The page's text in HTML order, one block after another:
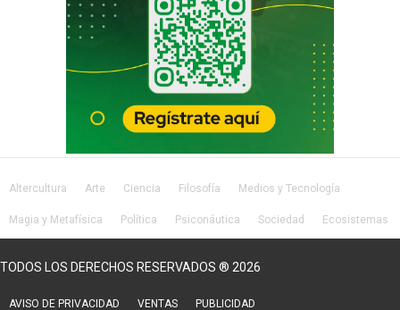
Altercultura Arte Ciencia Filosofía Medios y Tecnología
Magia y Metafísica Política Psiconáutica Sociedad Ecosistemas
TODOS LOS DERECHOS RESERVADOS ® 2026
AVISO DE PRIVACIDAD VENTAS PUBLICIDAD